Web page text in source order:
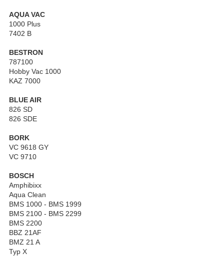
AQUA VAC
1000 Plus
7402 B
BESTRON
787100
Hobby Vac 1000
KAZ 7000
BLUE AIR
826 SD
826 SDE
BORK
VC 9618 GY
VC 9710
BOSCH
Amphibixx
Aqua Clean
BMS 1000 - BMS 1999
BMS 2100 - BMS 2299
BMS 2200
BBZ 21AF
BMZ 21 A
Typ X